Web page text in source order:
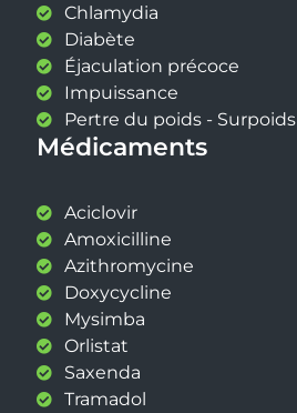
Chlamydia
Diabète
Éjaculation précoce
Impuissance
Pertre du poids - Surpoids
Médicaments
Aciclovir
Amoxicilline
Azithromycine
Doxycycline
Mysimba
Orlistat
Saxenda
Tramadol